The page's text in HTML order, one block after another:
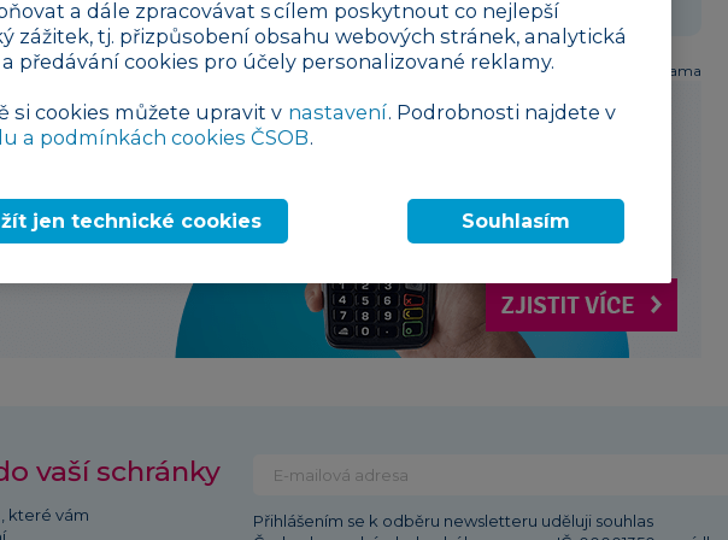
Reklama
vaší schránky
které vám
Přihlášením se k odběru newsletteru uděluji souhlas
a dále zpracovávat s cílem poskytnout co nejlepší
zážitek, tj. přizpůsobení obsahu webových stránek, analytická
předávání cookies pro účely personalizované reklamy.
si cookies můžete upravit v nastavení. Podrobnosti najdete v
a podmínkách cookies ČSOB.
jen technické cookies Souhlasím